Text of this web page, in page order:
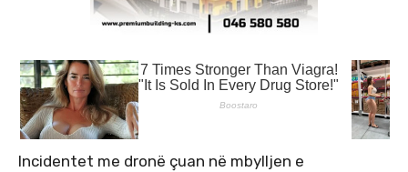
Incidentet me dronë çuan në mbylljen e